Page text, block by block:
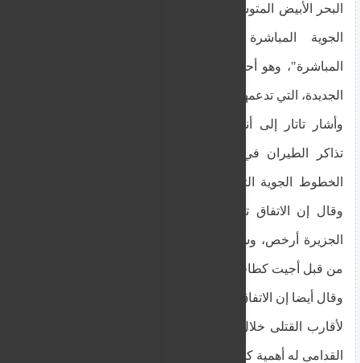
البحر الأبيض المتوسط"، عندما يتحقق هدف "الرحلات
الجوية المباشرة والتجارة المباشرة والاتصالات
المباشرة"، وهو أحد العناصر الرئيسية لرؤية الدولتين
الجديدة، التي تدعمها تركيا بالكامل.
وأشار تاتار إلى أنهم اجتمعوا لتوقيع تخفيض أسعار
تذاكر الطيران في إطار "خطة جزيرة قبرص" مع
الخطوط الجوية التركية والشركة التابعة لها أجيت ،
وقال إن الاتفاق تم بهدف تسهيل وجعل النقل إلى
من قبل أجيت كطاقم مقصورة.
وقال أيضا إن الاتفاق على تخفيض أسعار تذاكر الطيران
لأقارب القتلى خلال الغزو التركي لقبرص وللمحاربين
القدامى له أهمية كبيرة.